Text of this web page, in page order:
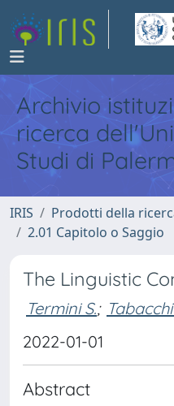
Archivio
ricerca
Studi di
IRIS Prodotti della
2.01 Capitolo o Saggio
The Linguistic
Termini S.;
2022-01-01
Abstract